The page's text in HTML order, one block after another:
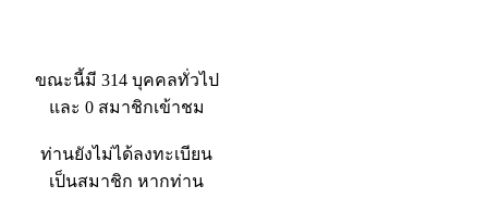
ขณะนี้มี 314 บุคคลทั่วไป
และ 0 สมาชิกเข้าชม
ท่านยังไม่ได้ลงทะเบียน
เป็นสมาชิก หากท่าน